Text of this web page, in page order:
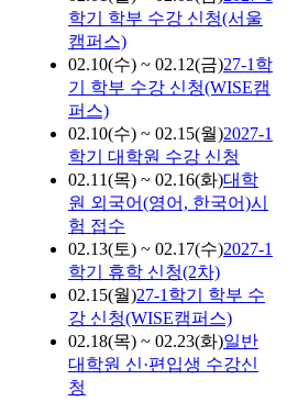
학기 학부 수강 신청(서울
캠퍼스)
02.10(수) ~ 02.12(금)27-1학
기 학부 수강 신청(WISE캠
퍼스)
02.10(수) ~ 02.15(월)2027-1
학기 대학원 수강 신청
02.11(목) ~ 02.16(화)대학
원 외국어(영어, 한국어)시
험 접수
02.13(토) ~ 02.17(수)2027-1
학기 휴학 신청(2차)
02.15(월)27-1학기 학부 수
강 신청(WISE캠퍼스)
02.18(목) ~ 02.23(화)일반
대학원 신·편입생 수강신
청